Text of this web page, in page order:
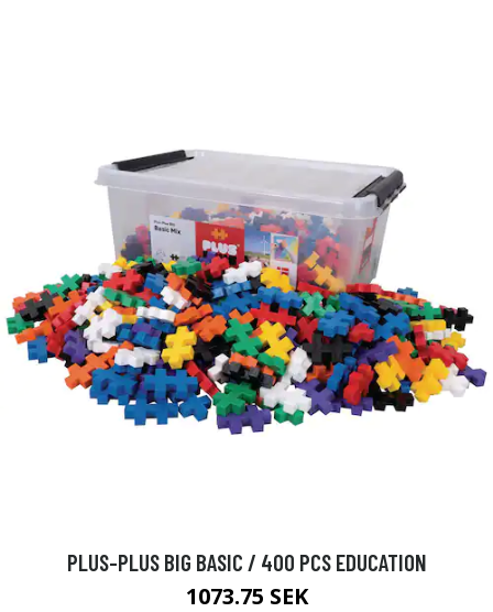
PLUS-PLUS BIG BASIC / 400 PCS EDUCATION
1073.75 SEK